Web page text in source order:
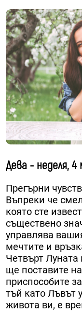
Дева - неделя, 4
Прегърни
Въпреки че
която сте
съществено
управлява
мечтите и
Четвърт Луната
ще поставите
приспособите
тъй като Лъвът
живота ви, е